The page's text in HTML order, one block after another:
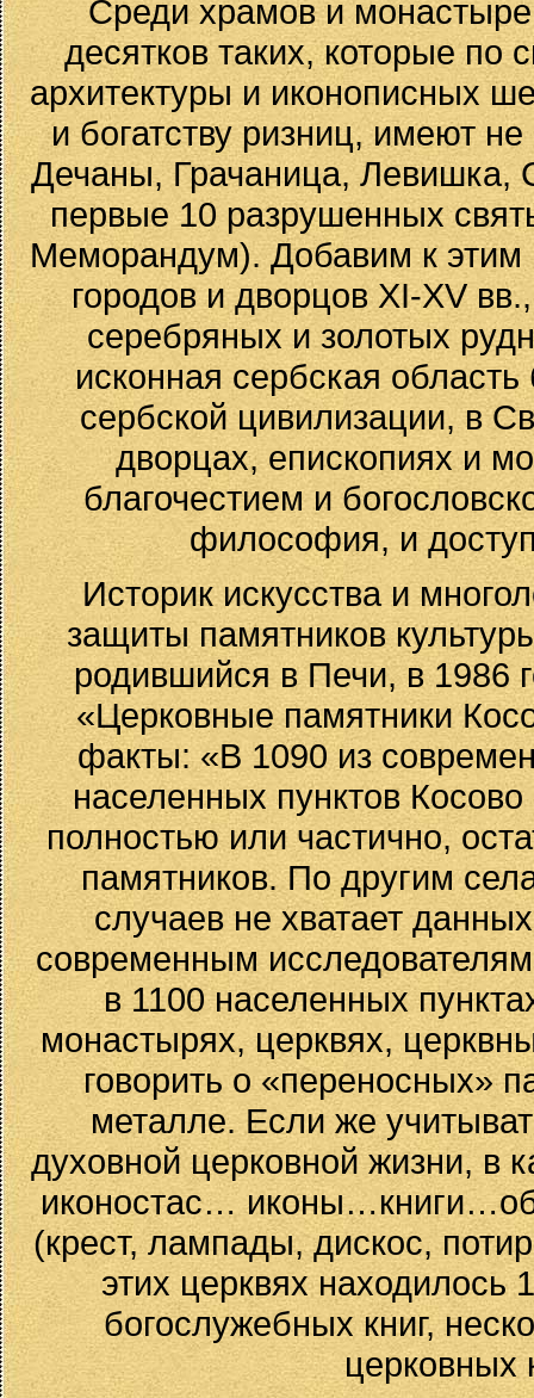
Среди храмов и
десятков таких, которые по
архитектуры и иконописных
и богатству ризниц, имеют
Дечаны, Грачаница, Левишка,
первые 10 разрушенных
Меморандум). Добавим к
городов и дворцов XI-XV
серебряных и золотых
исконная сербская
сербской цивилизации, в
дворцах, епископиях и
благочестием и
философия, и
Историк искусства и
защиты памятников
родившийся в Печи, в 1986
«Церковные памятники
факты: «В 1090 из
населенных пунктов
полностью или частично,
памятников. По другим
случаев не хватает
современным
в 1100 населенных
монастырях, церквях,
говорить о «переносных»
металле. Если же
духовной церковной жизни, в
иконостас…
(крест, лампады, дискос,
этих церквях находилось
богослужебных книг,
церковных